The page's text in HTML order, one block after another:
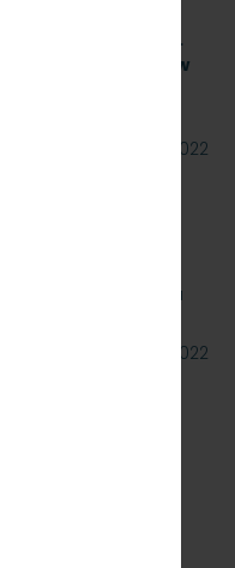
prac
Wykonawcy pn.
w budynku A-1 w
SKM Gdynia
09 czerwca 2022
przedmiotem
kartkowych i z
POS- w pięciu
31 maja 2022
przedmiotem
wstawek
DO-B-380, znak